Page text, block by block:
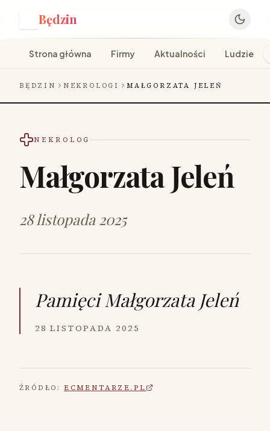
Będzin
Strona główna Firmy Aktualności Ludzie
BĘDZIN NEKROLOGI MAŁGORZATA JELEŃ
NEKROLOG
Małgorzata Jeleń
28 listopada 2025
Pamięci Małgorzata Jeleń
28 LISTOPADA 2025
ŹRÓDŁO: ECMENTARZE.PL